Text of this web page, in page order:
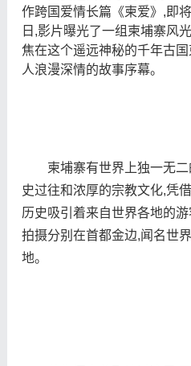
作跨国爱情长篇《柬爱》,即
日,影片曝光了一组柬埔寨风
焦在这个遥远神秘的千年古
人浪漫深情的故事序幕。
柬埔寨有世界上独一无二
史过往和浓厚的宗教文化,凭
历史吸引着来自世界各地的
拍摄分别在首都金边,闻名世
地。